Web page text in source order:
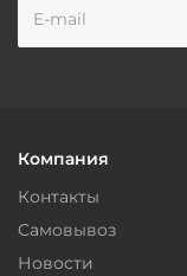
Компания
Контакты
Самовывоз
Новости